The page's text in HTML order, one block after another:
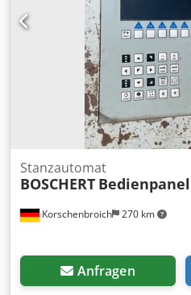
Korschenbroich 270 km
Stanzautomat
BOSCHERT Bedienpanel
Anfragen